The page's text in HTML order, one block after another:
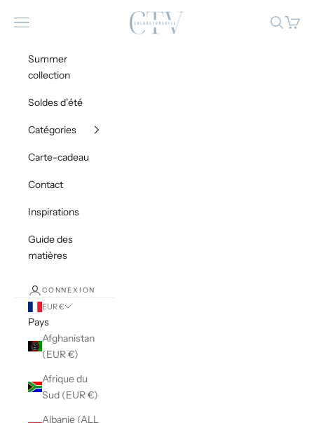
Coloretonvoile
Menu Panier
Summer
collection
Soldes d’été
Catégories
Carte-cadeau
Contact
Inspirations
Guide des
matières
CONNEXION
EUR €
Pays
Afghanistan
(EUR €)
Afrique du
Sud (EUR €)
Albanie (ALL